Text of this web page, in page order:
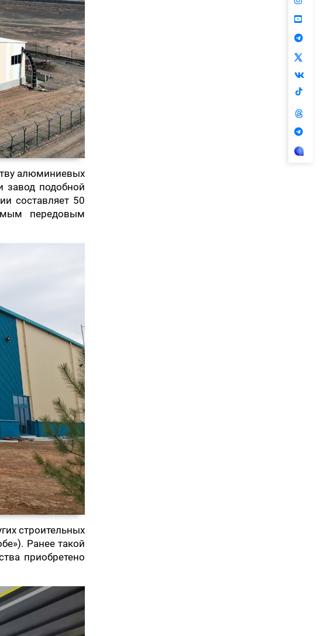
алюминиевых
завод подобной
составляет 50
передовым
строительных
Ранее такой
приобретено